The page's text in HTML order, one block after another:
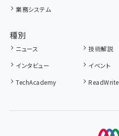
業務システム
種別
ニュース 技術解説
インタビュー
イベント
TechAcademy
ReadWrite